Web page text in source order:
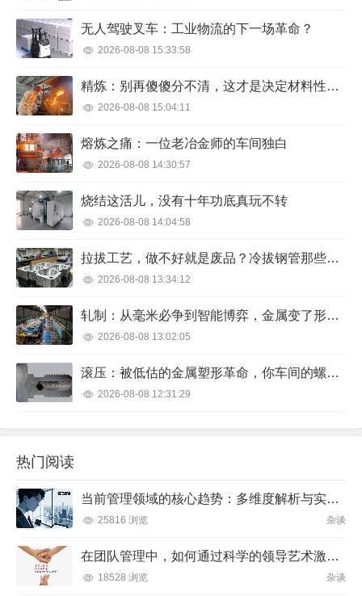
无人驾驶叉车：工业物流的下一场革命？
2026-08-08 15:33:58
精炼：别再傻傻分不清，这才是决定材料性能的隐形冠军
2026-08-08 15:04:11
熔炼之痛：一位老冶金师的车间独白
2026-08-08 14:30:57
烧结这活儿，没有十年功底真玩不转
2026-08-08 14:04:58
拉拔工艺，做不好就是废品？冷拔钢管那些年我们踩过的坑
2026-08-08 13:34:12
轧制：从毫米必争到智能博弈，金属变了形，人操碎了心
2026-08-08 13:02:05
滚压：被低估的金属塑形革命，你车间的螺栓强度可能正在浪费
2026-08-08 12:31:29
热门阅读
当前管理领域的核心趋势：多维度解析与实践方向
25816 浏览 杂谈
在团队管理中，如何通过科学的领导艺术激发成员潜力并实现目标？
18528 浏览 杂谈